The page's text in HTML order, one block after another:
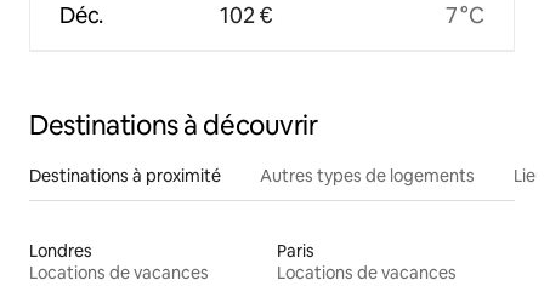
Déc. 102 € 7 °C
Destinations à découvrir
Destinations à proximité Autres types de logements
Londres
Locations de vacances
Paris
Locations de vacances